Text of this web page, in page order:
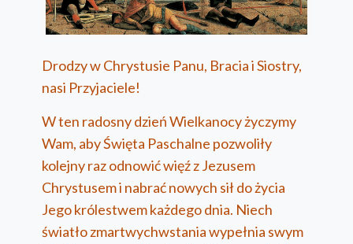
Drodzy w Chrystusie Panu, Bracia i Siostry,
nasi Przyjaciele!
W ten radosny dzień Wielkanocy życzymy
Wam, aby Święta Paschalne pozwoliły
kolejny raz odnowić więź z Jezusem
Chrystusem i nabrać nowych sił do życia
Jego królestwem każdego dnia. Niech
światło zmartwychwstania wypełnia swym